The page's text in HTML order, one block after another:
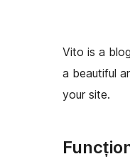
Vito is a
a beautiful
your site.